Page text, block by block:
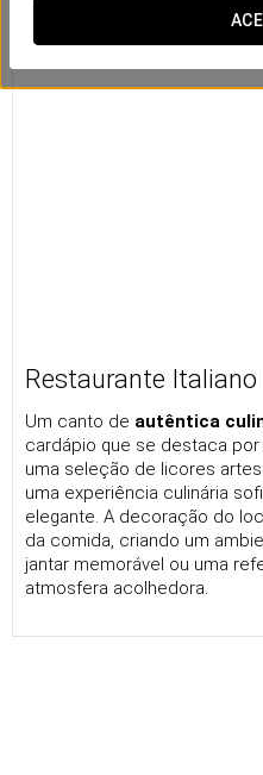
Restaurante Italiano
Um canto de autêntica
cardápio que se destaca
uma seleção de licores
uma experiência culinária
elegante. A decoração do
da comida, criando um
jantar memorável ou uma
atmosfera acolhedora.